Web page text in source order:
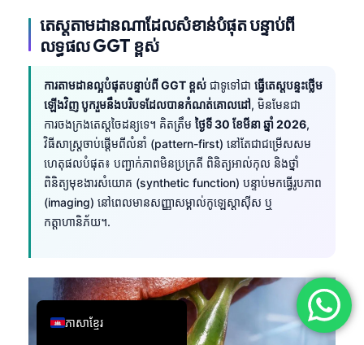
តេស្តតាមដានណាដែលសំខាន់បំផុត បន្ទាប់ពី
លទ្ធផល GGT ខ្ពស់
ការតាមដានល្អបំផុតបន្ទាប់ពី GGT ខ្ពស់ ជាទូទៅជា ធ្វើតេស្តបន្ទះថ្លើម
ឡើងវិញ បូករួមនឹងបរិបទដែលបានកំណត់គោលដៅ, មិនមែនជា
ការចងក្រងតេស្តចៃដន្យទេ។ គិតត្រឹម ថ្ងៃទី 30 ខែមីនា ឆ្នាំ 2026,
វិធីសាស្ត្រចាប់ផ្តើមពីលំនាំ (pattern-first) នៅតែជាជម្រើសសម
ហេតុផលបំផុត៖ បញ្ជាក់ភាពមិនប្រក្រតី ពិនិត្យអាល់កុល និងថ្នាំ
ពិនិត្យមុខងារសំយោគ (synthetic function) បន្ទាប់មកធ្វើរូបភាព
(imaging) នៅពេលមានសញ្ញាសម្គាល់កូឡេស្តាស៊ីស ឬ
កត្តាហានិភ័យ។.
ភាសាខ្មែរ
English
Français
עִבְרִית
Italiano
Español
Português
Ελληνικά
Türkçe
Română